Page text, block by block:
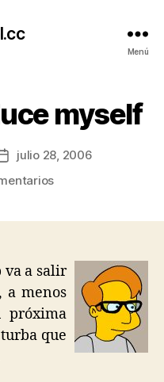
Menú
myself
Fechajulio 28, 2006
en
va a salir
a menos
próxima
que